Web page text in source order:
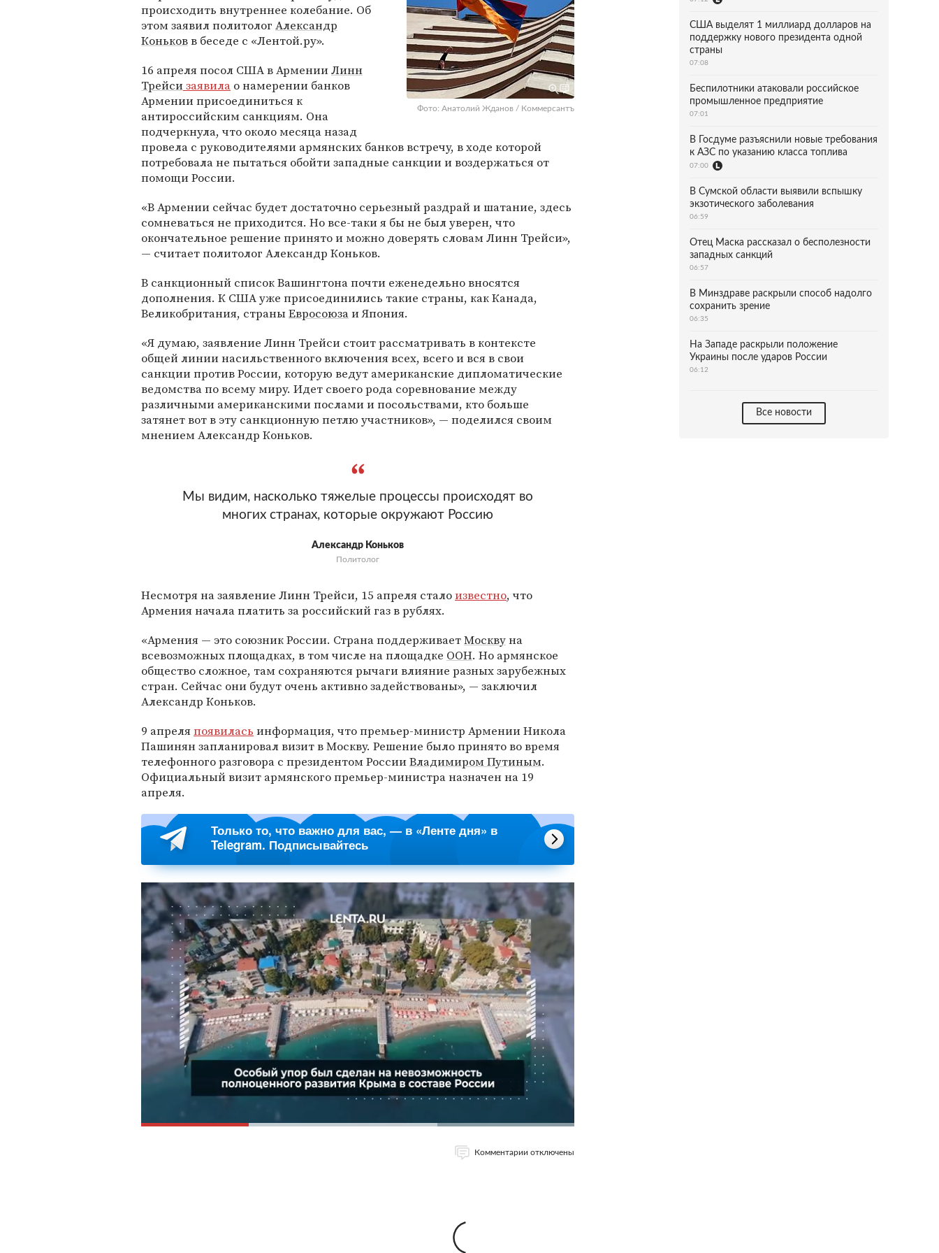
Фото: Анатолий Жданов / Коммерсантъ
происходить внутреннее колебание. Об
этом заявил политолог Александр
Коньковв беседе с «Лентой.ру».
16 апреля посол США в АрменииЛинн
Трейсизаявила о намерении банков
Армении присоединиться к
антироссийским санкциям. Она
подчеркнула, что около месяца назад
провела с руководителями армянских банков встречу, в ходе которой
потребовала не пытаться обойти западные санкции и воздержаться от
помощи России.
«В Армении сейчас будет достаточно серьезный раздрай и шатание, здесь
сомневаться не приходится. Но все-таки я бы не был уверен, что
окончательное решение принято и можно доверять словам Линн Трейси»,
— считает политолог Александр Коньков.
В санкционный список Вашингтона почти еженедельно вносятся
дополнения. К США уже присоединились такие страны, как Канада,
Великобритания, страныЕвросоюзаи Япония.
«Я думаю, заявление Линн Трейси стоит рассматривать в контексте
общей линии насильственного включения всех, всего и вся в свои
санкции против России, которую ведут американские дипломатические
ведомства по всему миру. Идет своего рода соревнование между
различными американскими послами и посольствами, кто больше
затянет вот в эту санкционную петлю участников», — поделился своим
мнением Александр Коньков.
Мы видим, насколько тяжелые процессы происходят во
многих странах, которые окружают Россию
Александр Коньков
Политолог
Несмотря на заявление Линн Трейси, 15 апреля сталоизвестно, что
Армения начала платить за российский газ в рублях.
«Армения — это союзник России. Страна поддерживаетМосквуна
всевозможных площадках, в том числе на площадке ООН. Но армянское
общество сложное, там сохраняются рычаги влияние разных зарубежных
стран. Сейчас они будут очень активно задействованы», — заключил
Александр Коньков.
9 апреляпоявилась информация, что премьер-министр Армении Никола
Пашинян запланировал визит в Москву. Решение было принято во время
телефонного разговора с президентом РоссииВладимиром Путиным.
Официальный визит армянского премьер-министра назначен на 19
апреля.
Только то, что важно для вас, — в «Ленте дня» в
Telegram. Подписывайтесь
Комментарии отключены
США выделят 1 миллиард долларов на
поддержку нового президента одной
страны
07:08
Беспилотники атаковали российское
промышленное предприятие
07:01
В Госдуме разъяснили новые требования
к АЗС по указанию класса топлива
07:00
В Сумской области выявили вспышку
экзотического заболевания
06:59
Отец Маска рассказал о бесполезности
западных санкций
06:57
В Минздраве раскрыли способ надолго
сохранить зрение
06:35
На Западе раскрыли положение
Украины после ударов России
06:12
Все новости